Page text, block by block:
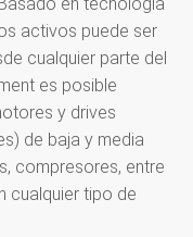
en tecnología
activos puede ser
cualquier parte del
es posible
y drives
de baja y media
compresores, entre
cualquier tipo de